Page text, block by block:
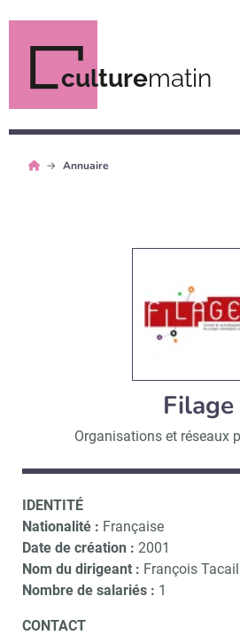
culturematin
Annuaire
Filage
Organisations et réseaux
IDENTITÉ
Nationalité : Française
Date de création : 2001
Nom du dirigeant : François Tacail
Nombre de salariés : 1
CONTACT